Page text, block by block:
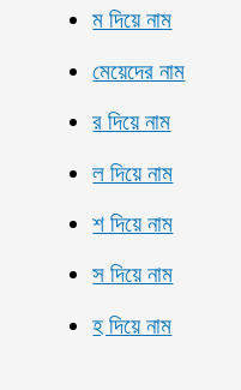
ম দিয়ে নাম
মেয়েদের নাম
র দিয়ে নাম
ল দিয়ে নাম
শ দিয়ে নাম
স দিয়ে নাম
হ দিয়ে নাম